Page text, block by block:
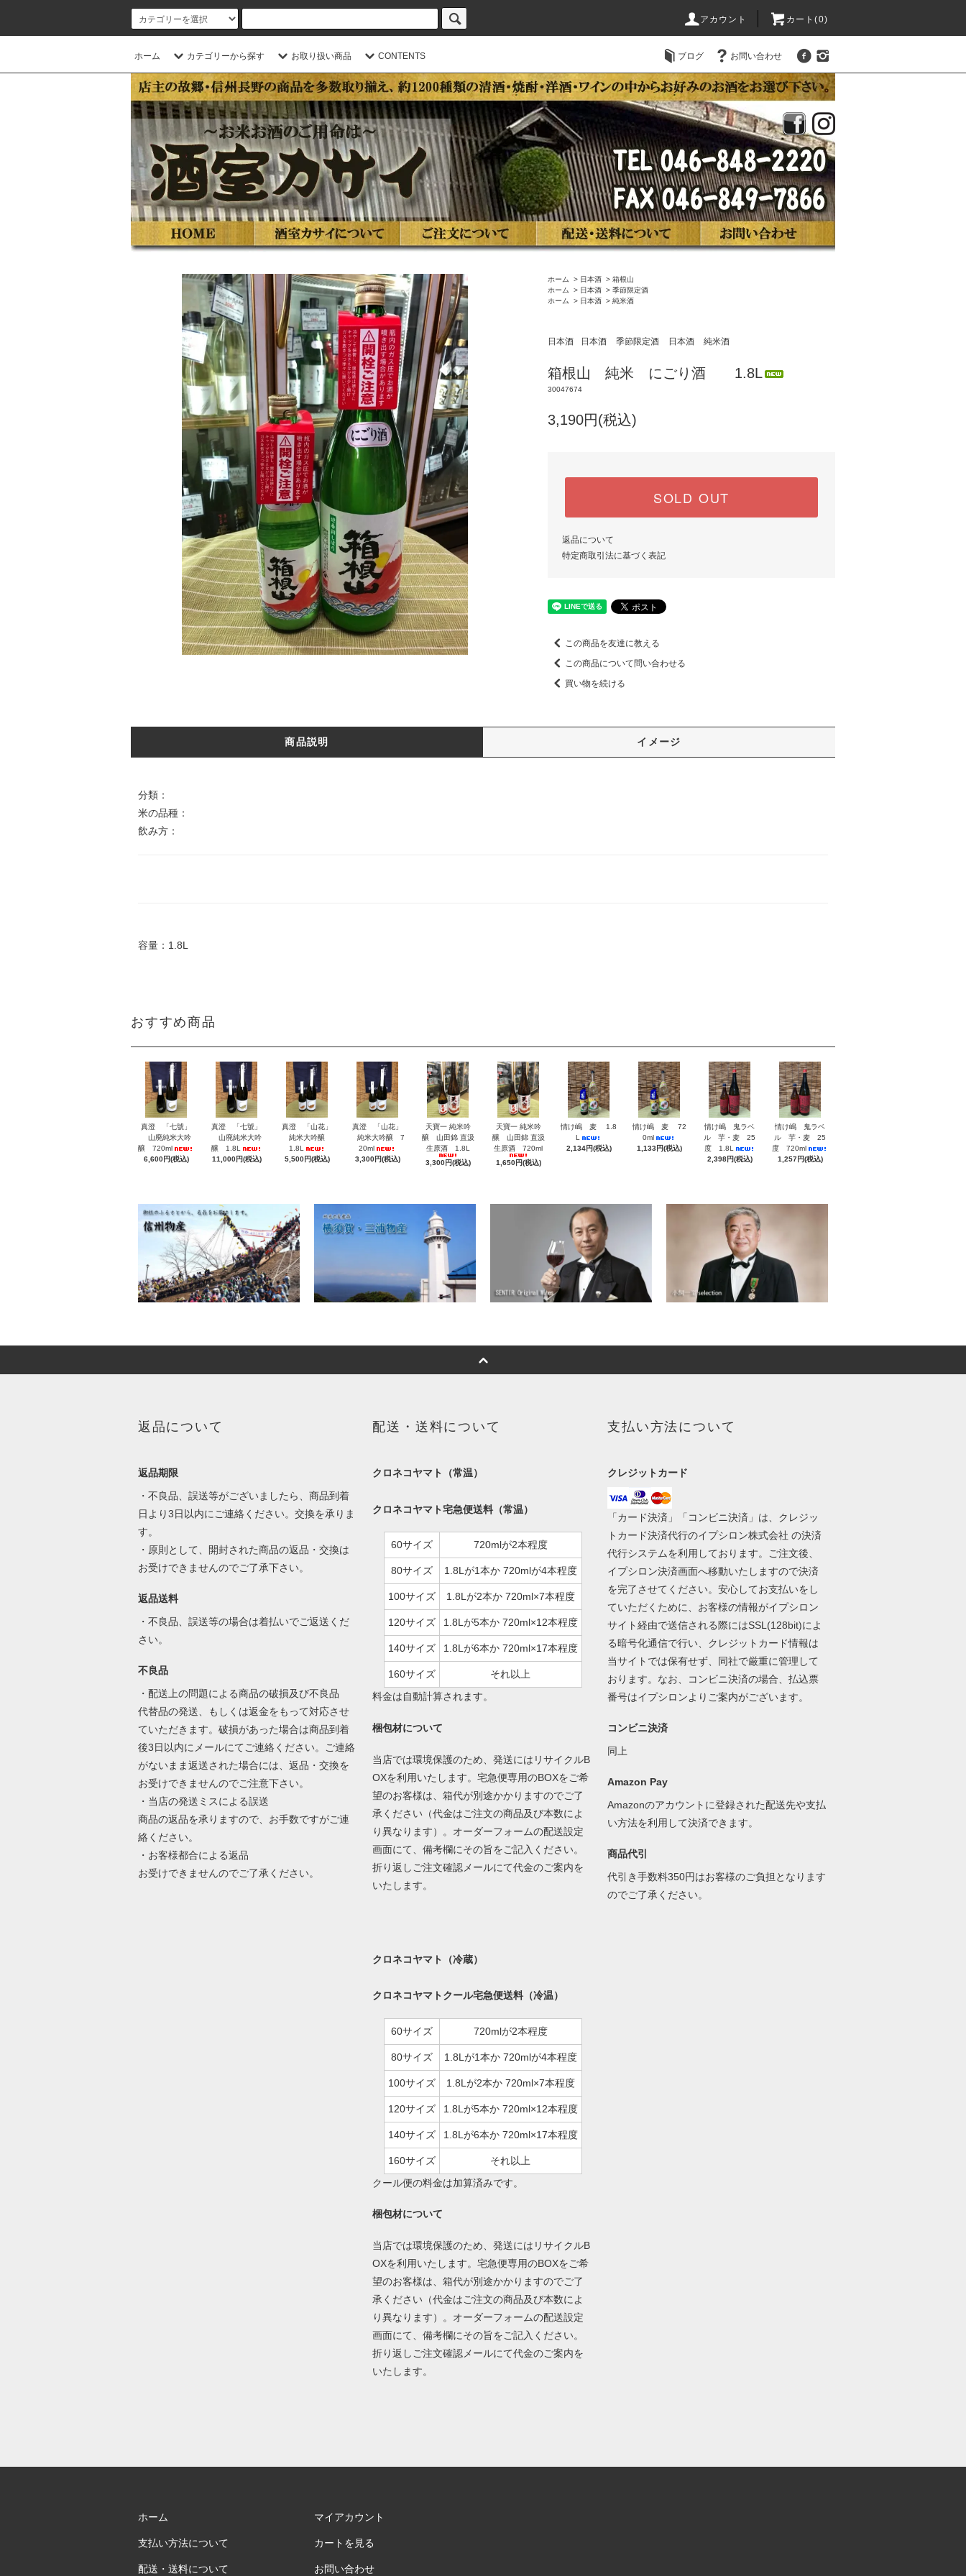
アカウント カート(0)
ホーム カテゴリーから探す お取り扱い商品 CONTENTS ブログ お問い合わせ
ホーム > 日本酒 > 箱根山
ホーム
> 日本酒 > 季節限定酒
ホーム
> 日本酒 > 純米酒
日本酒 日本酒 季節限定酒 日本酒 純米酒
箱根山 純米 にごり酒 1.8L
30047674
3,190円(税込)
SOLD OUT
返品について
特定商取引法に基づく表記
この商品を友達に教える
この商品について問い合わせる
買い物を続ける
商品説明 イメージ
分類：
米の品種：
飲み方：
容量：1.8L
おすすめ商品
真澄 「七號」
山廃純米大吟
醸 720ml
6,600円(税込)
真澄 「七號」
山廃純米大吟
醸 1.8L
11,000円(税込)
真澄 「山花」
純米大吟醸
1.8L
5,500円(税込)
真澄 「山花」
純米大吟醸 7
20ml
3,300円(税込)
天寶一 純米吟
醸 山田錦 直汲
生原酒 1.8L
3,300円(税込)
天寶一 純米吟
醸 山田錦 直汲
生原酒 720ml
1,650円(税込)
情け嶋 麦 1.8
L
2,134円(税込)
情け嶋 麦 72
0ml
1,133円(税込)
情け嶋 鬼ラベ
ル 芋・麦 25
度 1.8L
2,398円(税込)
情け嶋 鬼ラベ
ル 芋・麦 25
度 720ml
1,257円(税込)
返品について
返品期限
・不良品、誤送等がございましたら、商品到着
日より3日以内にご連絡ください。交換を承りま
す。
・原則として、開封された商品の返品・交換は
お受けできませんのでご了承下さい。
返品送料
・不良品、誤送等の場合は着払いでご返送くだ
さい。
不良品
・配送上の問題による商品の破損及び不良品
代替品の発送、もしくは返金をもって対応させ
ていただきます。破損があった場合は商品到着
後3日以内にメールにてご連絡ください。ご連絡
がないまま返送された場合には、返品・交換を
お受けできませんのでご注意下さい。
・当店の発送ミスによる誤送
商品の返品を承りますので、お手数ですがご連
絡ください。
・お客様都合による返品
お受けできませんのでご了承ください。
配送・送料について
クロネコヤマト（常温）
クロネコヤマト宅急便送料（常温）
60サイズ 720mlが2本程度
80サイズ 1.8Lが1本か 720mlが4本程度
100サイズ 1.8Lが2本か 720ml×7本程度
120サイズ 1.8Lが5本か 720ml×12本程度
140サイズ 1.8Lが6本か 720ml×17本程度
160サイズ
それ以上
料金は自動計算されます。
梱包材について
当店では環境保護のため、発送にはリサイクルB
OXを利用いたします。宅急便専用のBOXをご希
望のお客様は、箱代が別途かかりますのでご了
承ください（代金はご注文の商品及び本数によ
り異なります）。オーダーフォームの配送設定
画面にて、備考欄にその旨をご記入ください。
折り返しご注文確認メールにて代金のご案内を
いたします。
クロネコヤマト（冷蔵）
クロネコヤマトクール宅急便送料（冷温）
60サイズ 720mlが2本程度
80サイズ 1.8Lが1本か 720mlが4本程度
100サイズ 1.8Lが2本か 720ml×7本程度
120サイズ 1.8Lが5本か 720ml×12本程度
140サイズ 1.8Lが6本か 720ml×17本程度
160サイズ
それ以上
クール便の料金は加算済みです。
梱包材について
当店では環境保護のため、発送にはリサイクルB
OXを利用いたします。宅急便専用のBOXをご希
望のお客様は、箱代が別途かかりますのでご了
承ください（代金はご注文の商品及び本数によ
り異なります）。オーダーフォームの配送設定
画面にて、備考欄にその旨をご記入ください。
折り返しご注文確認メールにて代金のご案内を
いたします。
支払い方法について
クレジットカード
「カード決済」「コンビニ決済」は、クレジッ
トカード決済代行のイプシロン株式会社 の決済
代行システムを利用しております。ご注文後、
イプシロン決済画面へ移動いたしますので決済
を完了させてください。安心してお支払いをし
ていただくために、お客様の情報がイプシロン
サイト経由で送信される際にはSSL(128bit)によ
る暗号化通信で行い、クレジットカード情報は
当サイトでは保有せず、同社で厳重に管理して
おります。なお、コンビニ決済の場合、払込票
番号はイプシロンよりご案内がございます。
コンビニ決済
同上
Amazon Pay
Amazonのアカウントに登録された配送先や支払
い方法を利用して決済できます。
商品代引
代引き手数料350円はお客様のご負担となります
のでご了承ください。
ホーム
支払い方法について
配送・送料について
マイアカウント
カートを見る
お問い合わせ